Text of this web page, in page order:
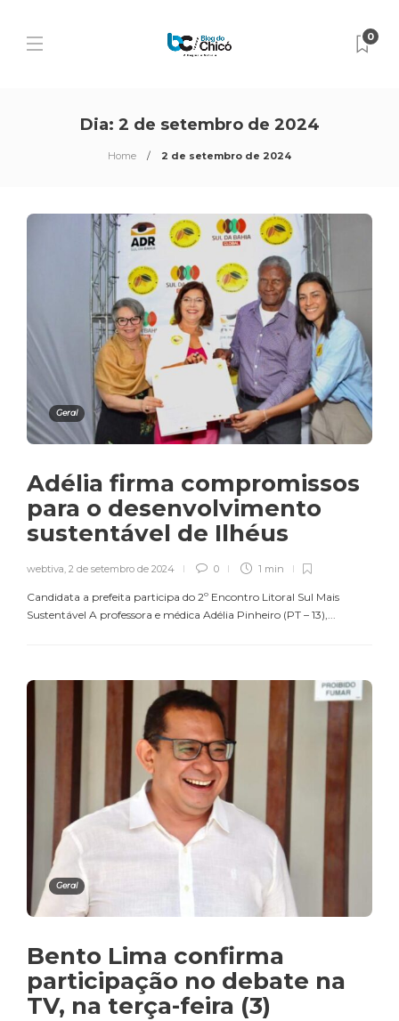
0
Dia: 2 de setembro de 2024
Home 2 de setembro de 2024
Geral
Adélia firma compromissos
para o desenvolvimento
sustentável de Ilhéus
webtiva 2 de setembro de 2024 0 1 min
Candidata a prefeita participa do 2º Encontro Litoral Sul Mais
Sustentável A professora e médica Adélia Pinheiro (PT – 13),...
Geral
Bento Lima confirma
participação no debate na
TV, na terça-feira (3)